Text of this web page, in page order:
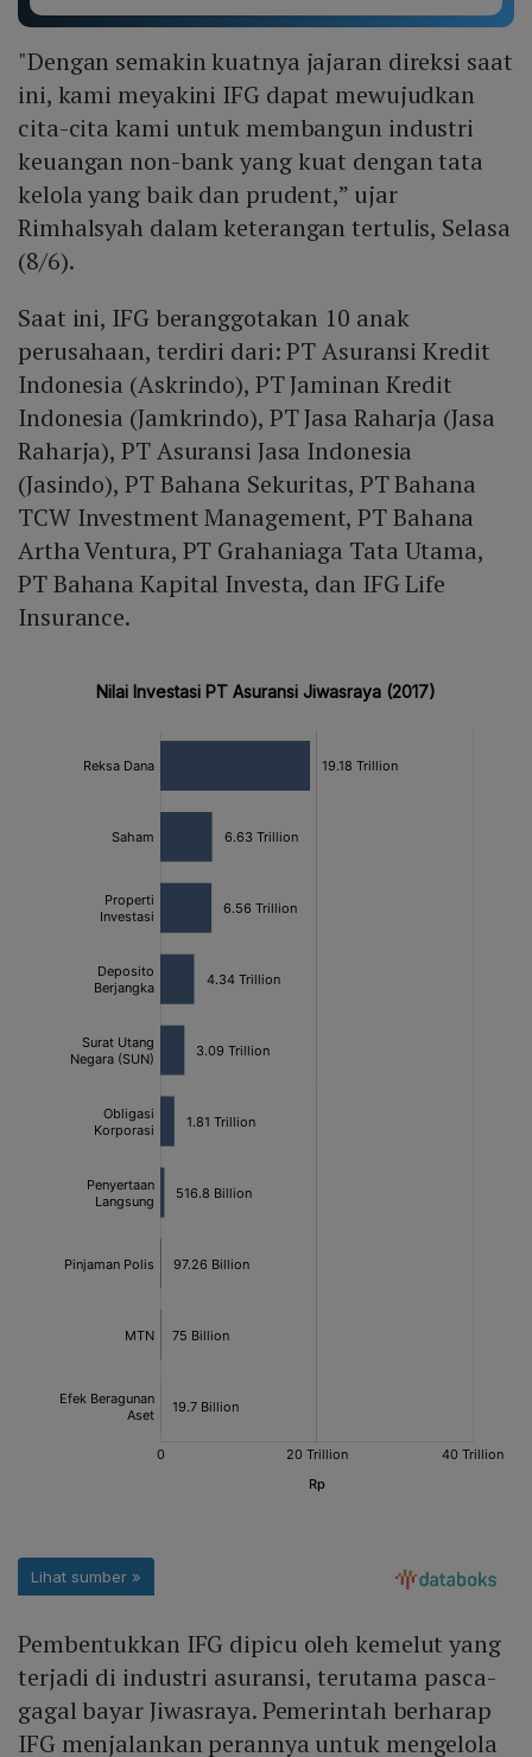
"Dengan semakin kuatnya jajaran direksi saat
ini, kami meyakini IFG dapat mewujudkan
cita-cita kami untuk membangun industri
keuangan non-bank yang kuat dengan tata
kelola yang baik dan prudent,” ujar
Rimhalsyah dalam keterangan tertulis, Selasa
(8/6).
Saat ini, IFG beranggotakan 10 anak
perusahaan, terdiri dari: PT Asuransi Kredit
Indonesia (Askrindo), PT Jaminan Kredit
Indonesia (Jamkrindo), PT Jasa Raharja (Jasa
Raharja), PT Asuransi Jasa Indonesia
(Jasindo), PT Bahana Sekuritas, PT Bahana
TCW Investment Management, PT Bahana
Artha Ventura, PT Grahaniaga Tata Utama,
PT Bahana Kapital Investa, dan IFG Life
Insurance.
Pembentukkan IFG dipicu oleh kemelut yang
terjadi di industri asuransi, terutama pasca-
gagal bayar Jiwasraya. Pemerintah berharap
IFG menjalankan perannya untuk mengelola